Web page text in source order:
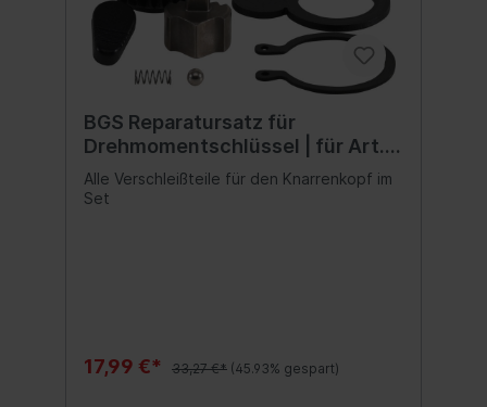
BGS Reparatursatz für
Drehmomentschlüssel | für Art.
2801
Alle Verschleißteile für den Knarrenkopf im
Set
17,99 €* 33,27 €* (45.93% gespart)